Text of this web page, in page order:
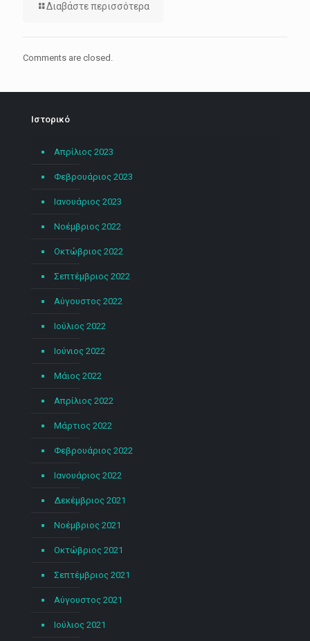
Διαβάστε περισσότερα
Comments are closed.
Ιστορικό
Απρίλιος 2023
Φεβρουάριος 2023
Ιανουάριος 2023
Νοέμβριος 2022
Οκτώβριος 2022
Σεπτέμβριος 2022
Αύγουστος 2022
Ιούλιος 2022
Ιούνιος 2022
Μάιος 2022
Απρίλιος 2022
Μάρτιος 2022
Φεβρουάριος 2022
Ιανουάριος 2022
Δεκέμβριος 2021
Νοέμβριος 2021
Οκτώβριος 2021
Σεπτέμβριος 2021
Αύγουστος 2021
Ιούλιος 2021